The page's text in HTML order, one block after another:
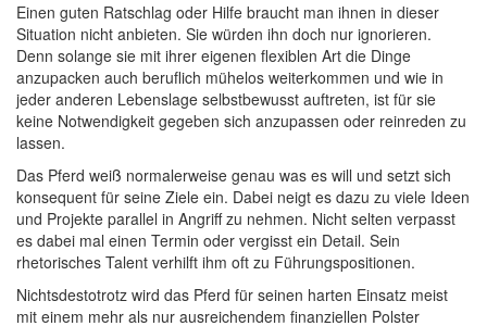
Einen guten Ratschlag oder Hilfe braucht man ihnen in dieser
Situation nicht anbieten. Sie würden ihn doch nur ignorieren.
Denn solange sie mit ihrer eigenen flexiblen Art die Dinge
anzupacken auch beruflich mühelos weiterkommen und wie in
jeder anderen Lebenslage selbstbewusst auftreten, ist für sie
keine Notwendigkeit gegeben sich anzupassen oder reinreden zu
lassen.
Das Pferd weiß normalerweise genau was es will und setzt sich
konsequent für seine Ziele ein. Dabei neigt es dazu zu viele Ideen
und Projekte parallel in Angriff zu nehmen. Nicht selten verpasst
es dabei mal einen Termin oder vergisst ein Detail. Sein
rhetorisches Talent verhilft ihm oft zu Führungspositionen.
Nichtsdestotrotz wird das Pferd für seinen harten Einsatz meist
mit einem mehr als nur ausreichendem finanziellen Polster